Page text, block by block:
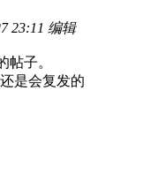
23:11 编辑
帖子。
是会复发的